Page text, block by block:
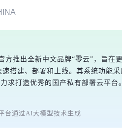
方推出全新中文品牌“零云”，旨在
速搭建、部署和上线。其系统功能
求打造优秀的国产私有部署云平台
台通过AI大模型技术生成